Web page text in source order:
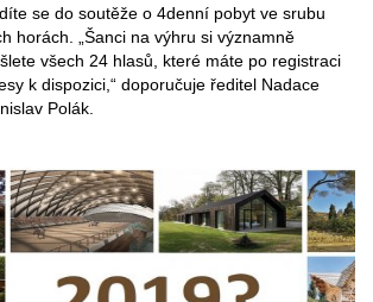
se do soutěže o 4denní pobyt ve srubu
horách. „Šanci na výhru si významně
všech 24 hlasů, které máte po registraci
k dispozici,“ doporučuje ředitel Nadace
Polák.